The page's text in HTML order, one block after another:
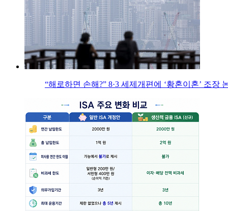
“해로하면 손해?” 8·3 세제개편에 ‘황혼이혼’ 조장